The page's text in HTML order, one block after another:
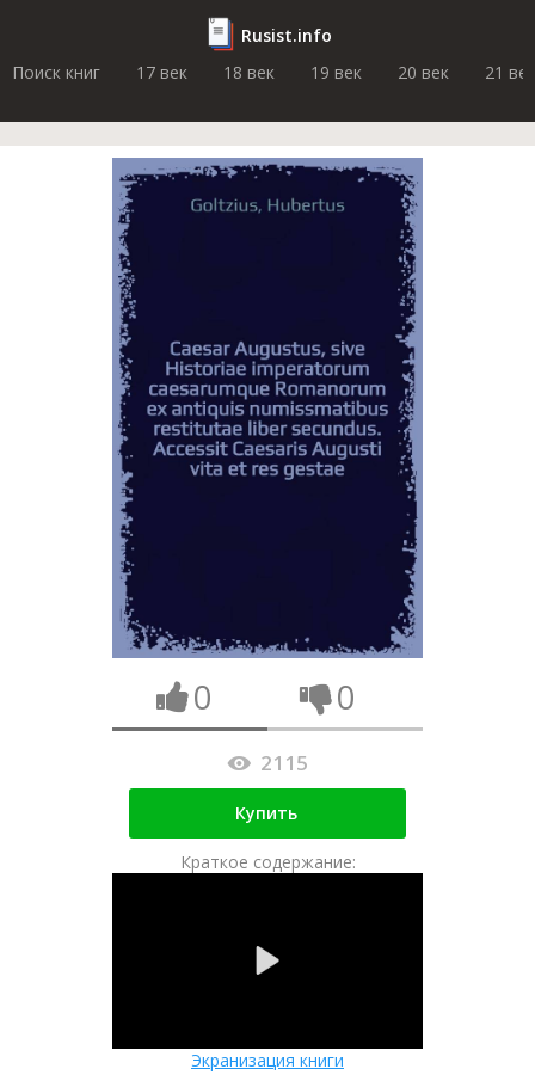
Rusist.info
Поиск книг
17 век 18 век 19 век 20 век 21 век
0 0
2115
Купить
Краткое содержание:
Экранизация книги